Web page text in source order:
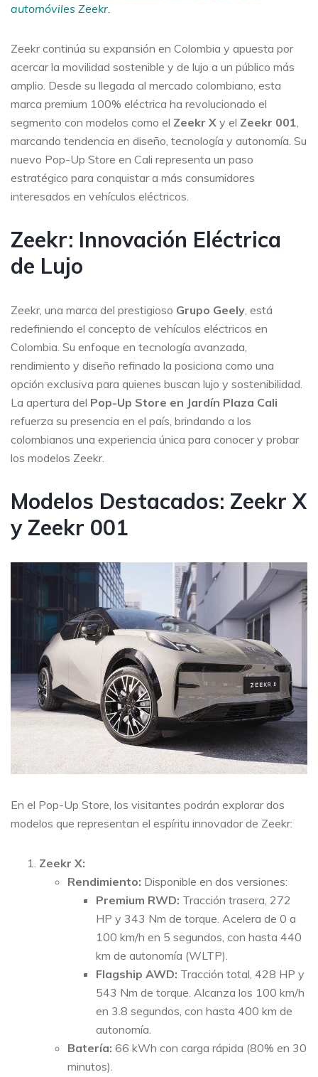
automóviles Zeekr.
Zeekr continúa su expansión en Colombia y apuesta por
acercar la movilidad sostenible y de lujo a un público más
amplio. Desde su llegada al mercado colombiano, esta
marca premium 100% eléctrica ha revolucionado el
segmento con modelos como el Zeekr X y el Zeekr 001
marcando tendencia en diseño, tecnología y autonomía. Su
nuevo Pop-Up Store en Cali representa un paso
estratégico para conquistar a más consumidores
interesados en vehículos eléctricos.
Zeekr: Innovación Eléctrica
de Lujo
Zeekr, una marca del prestigioso Grupo Geely , está
redefiniendo el concepto de vehículos eléctricos en
Colombia. Su enfoque en tecnología avanzada,
rendimiento y diseño refinado la posiciona como una
opción exclusiva para quienes buscan lujo y sostenibilidad.
La apertura del Pop-Up Store en Jardín Plaza Cali
refuerza su presencia en el país, brindando a los
colombianos una experiencia única para conocer y probar
los modelos Zeekr.
Modelos Destacados: Zeekr X
y Zeekr 001
En el Pop-Up Store, los visitantes podrán explorar dos
modelos que representan el espíritu innovador de Zeekr:
Zeekr X:
Rendimiento: Disponible en dos versiones:
Premium RWD: Tracción trasera, 272
HP y 343 Nm de torque. Acelera de 0 a
100 km/h en 5 segundos, con hasta 440
km de autonomía (WLTP).
Flagship AWD: Tracción total, 428 HP y
543 Nm de torque. Alcanza los 100 km/h
en 3.8 segundos, con hasta 400 km de
autonomía.
Batería: 66 kWh con carga rápida (80% en 30
minutos).